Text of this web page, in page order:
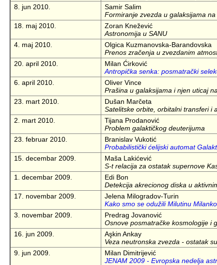
8. jun 2010.
Samir Salim
Formiranje zvezda u galaksijama
18. maj 2010.
Zoran Knežević
Astronomija u SANU
4. maj 2010.
Olgica Kuzmanovska-Barandovska
Prenos zračenja u zvezdanim
20. april 2010.
Milan Ćirković
Antropička senka: posmatrački
6. april 2010.
Oliver Vince
Prašina u galaksijama i njen uticaj
23. mart 2010.
Dušan Marčeta
Satelitske orbite, orbitalni transferi i
2. mart 2010.
Tijana Prodanović
Problem galaktičkog deuterijuma
23. februar 2010.
Branislav Vukotić
Probabilistički ćelijski automat
15. decembar 2009.
Maša Lakićević
S-t relacija za ostatak supernove
1. decembar 2009.
Edi Bon
Detekcija akrecionog diska u
17. novembar 2009.
Jelena Milogradov-Turin
Kako smo se odužili Milutinu
3. novembar 2009.
Predrag Jovanović
Osnove posmatračke kosmologije i
16. jun 2009.
Aşkin Ankay
Veza neutronska zvezda - ostatak
9. jun 2009.
Milan Dimitrijević
JENAM 2009 - Evropska nedelja